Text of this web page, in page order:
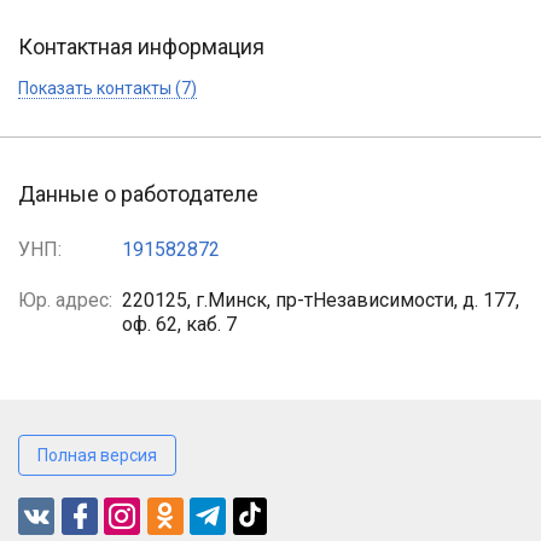
Контактная информация
Показать контакты (7)
Данные о работодателе
УНП: 191582872
Юр. адрес: 220125, г.Минск, пр-тНезависимости, д. 177,
оф. 62, каб. 7
Полная версия